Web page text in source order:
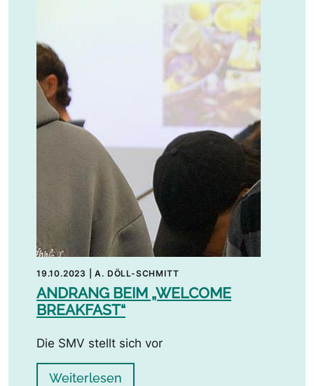
19.10.2023 |A. DÖLL-SCHMITT
ANDRANG BEIM „WELCOME
BREAKFAST“
Die SMV stellt sich vor
Weiterlesen